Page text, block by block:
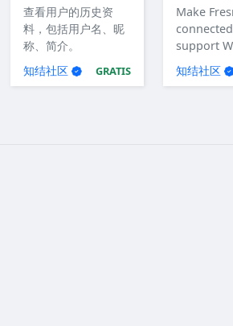
查看用户的历史资
料，包括用户名、昵
称、简介。
知结社区
GRATIS
Make
support
login,
WeChat
知结社区